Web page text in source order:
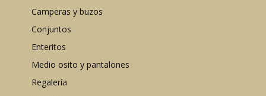
Camperas y buzos
Conjuntos
Enteritos
Medio osito y pantalones
Regalería